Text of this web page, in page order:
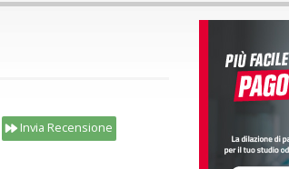
Invia Recensione